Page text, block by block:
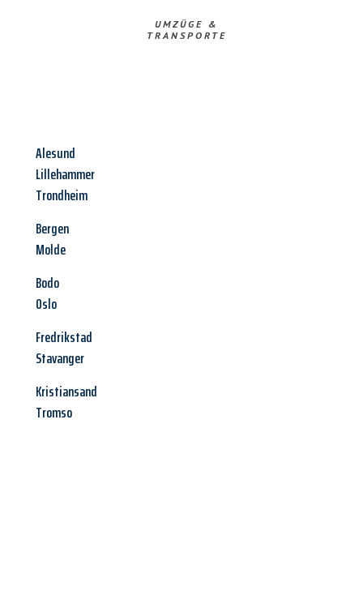
UMZÜGE &
TRANSPORTE
Alesund
Lillehammer
Trondheim
Bergen
Molde
Bodo
Oslo
Fredrikstad
Stavanger
Kristiansand
Tromso